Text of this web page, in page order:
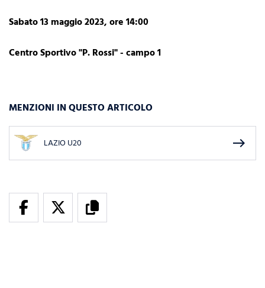
Sabato 13 maggio 2023, ore 14:00
Centro Sportivo "P. Rossi" - campo 1
MENZIONI IN QUESTO ARTICOLO
LAZIO U20 east